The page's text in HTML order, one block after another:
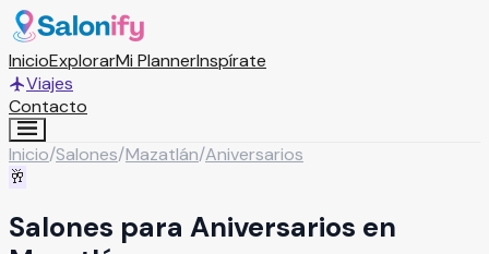
InicioExplorarMi PlannerInspírate
Viajes
Contacto
Inicio/Salones/Mazatlán/Aniversarios
🥂
Salones para Aniversarios en